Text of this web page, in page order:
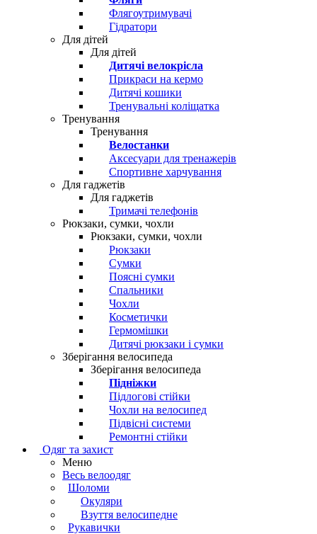
Флягоутримувачі
Гідратори
Для дітей
Для дітей
Дитячі велокрісла
Прикраси на кермо
Дитячі кошики
Тренувальні коліщатка
Тренування
Тренування
Велостанки
Аксесуари для тренажерів
Спортивне харчування
Для гаджетів
Для гаджетів
Тримачі телефонів
Рюкзаки, сумки, чохли
Рюкзаки, сумки, чохли
Рюкзаки
Сумки
Поясні сумки
Спальники
Чохли
Косметички
Гермомішки
Дитячі рюкзаки і сумки
Зберігання велосипеда
Зберігання велосипеда
Підніжки
Підлогові стійки
Чохли на велосипед
Підвісні системи
Ремонтні стійки
Одяг та захист
Меню
Весь велоодяг
Шоломи
Окуляри
Взуття велосипедне
Рукавички